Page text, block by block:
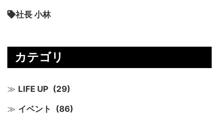
社長 小林
カテゴリ
LIFE UP (29)
イベント (86)